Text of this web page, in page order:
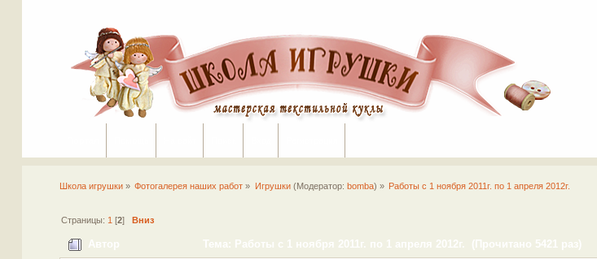
Школа игрушки » Фотогалерея наших работ » Игрушки(Модератор: bomba) » Работы с 1 ноября 2011г. по 1 апреля 2012г.
Страницы: 1 [2] Вниз
Автор Тема: Работы с 1 ноября 2011г. по 1 апреля 2012г. (Прочитано 5421 раз)